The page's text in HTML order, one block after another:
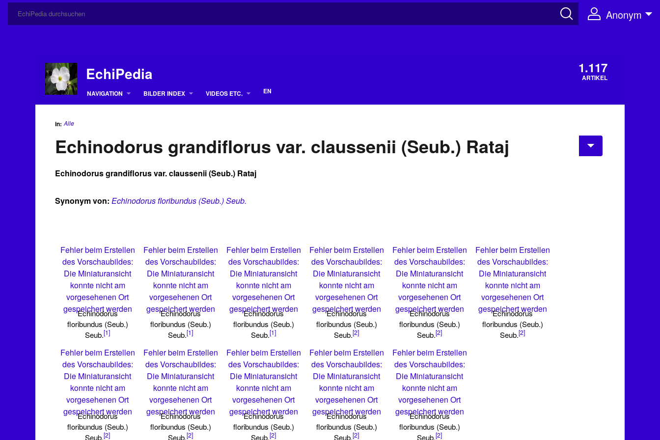
Anonym
EchiPedia 1.117
ARTIKEL
NAVIGATION
BILDER INDEX VIDEOS ETC. EN
in: Alle
Echinodorus grandiflorus var. claussenii (Seub.) Rataj
Echinodorus grandiflorus var. claussenii (Seub.) Rataj
Synonym von: Echinodorus floribundus (Seub.) Seub.
Fehler beim Erstellen
des Vorschaubildes:
Die Miniaturansicht
konnte nicht am
vorgesehenen Ort
gespeichert werden
Echinodorus
floribundus (Seub.)
Seub.[1]
Fehler beim Erstellen
des Vorschaubildes:
Die Miniaturansicht
konnte nicht am
vorgesehenen Ort
gespeichert werden
Echinodorus
floribundus (Seub.)
Seub.[1]
Fehler beim Erstellen
des Vorschaubildes:
Die Miniaturansicht
konnte nicht am
vorgesehenen Ort
gespeichert werden
Echinodorus
floribundus (Seub.)
Seub.[1]
Fehler beim Erstellen
des Vorschaubildes:
Die Miniaturansicht
konnte nicht am
vorgesehenen Ort
gespeichert werden
Echinodorus
floribundus (Seub.)
Seub.[2]
Fehler beim Erstellen
des Vorschaubildes:
Die Miniaturansicht
konnte nicht am
vorgesehenen Ort
gespeichert werden
Echinodorus
floribundus (Seub.)
Seub.[2]
Fehler beim Erstellen
des Vorschaubildes:
Die Miniaturansicht
konnte nicht am
vorgesehenen Ort
gespeichert werden
Echinodorus
floribundus (Seub.)
Seub.[2]
Fehler beim Erstellen
des Vorschaubildes:
Die Miniaturansicht
konnte nicht am
vorgesehenen Ort
gespeichert werden
Echinodorus
floribundus (Seub.)
Seub.[2]
Fehler beim Erstellen
des Vorschaubildes:
Die Miniaturansicht
konnte nicht am
vorgesehenen Ort
gespeichert werden
Echinodorus
floribundus (Seub.)
Seub.[2]
Fehler beim Erstellen
des Vorschaubildes:
Die Miniaturansicht
konnte nicht am
vorgesehenen Ort
gespeichert werden
Echinodorus
floribundus (Seub.)
Seub.[2]
Fehler beim Erstellen
des Vorschaubildes:
Die Miniaturansicht
konnte nicht am
vorgesehenen Ort
gespeichert werden
Echinodorus
floribundus (Seub.)
Seub.[2]
Fehler beim Erstellen
des Vorschaubildes:
Die Miniaturansicht
konnte nicht am
vorgesehenen Ort
gespeichert werden
Echinodorus
floribundus (Seub.)
Seub.[2]